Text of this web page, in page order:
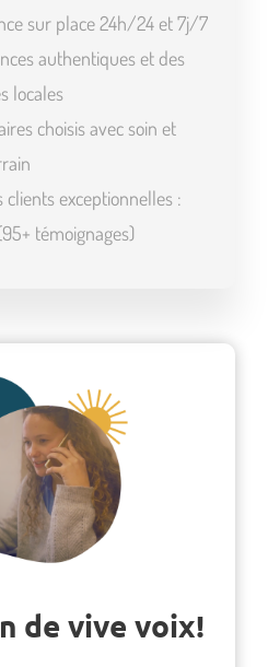
sur place 24h/24 et 7j/7
authentiques et des
locales
choisis avec soin et
clients exceptionnelles :
témoignages)
de vive voix!